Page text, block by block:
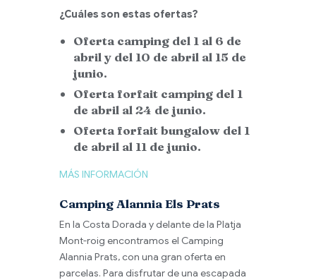
¿Cuáles son estas ofertas?
Oferta camping del 1 al 6 de
abril y del 10 de abril al 15 de
junio.
Oferta forfait camping del 1
de abril al 24 de junio.
Oferta forfait bungalow del 1
de abril al 11 de junio.
MÁS INFORMACIÓN
Camping Alannia Els Prats
En la Costa Dorada y delante de la Platja
Mont-roig encontramos el Camping
Alannia Prats, con una gran oferta en
parcelas. Para disfrutar de una escapada